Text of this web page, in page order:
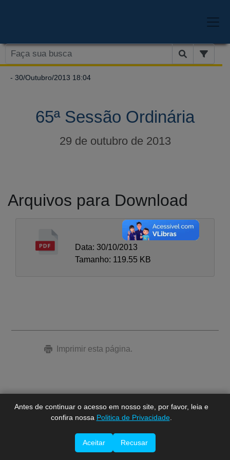
Antes de continuar o acesso em nosso site, por favor, leia e
confira nossa Politica de Privacidade.
Aceitar Recusar
- 30/Outubro/2013 18:04
65ª Sessão Ordinária
29 de outubro de 2013
Arquivos para Download
Data: 30/10/2013
Tamanho: 119.55 KB
Imprimir esta página.